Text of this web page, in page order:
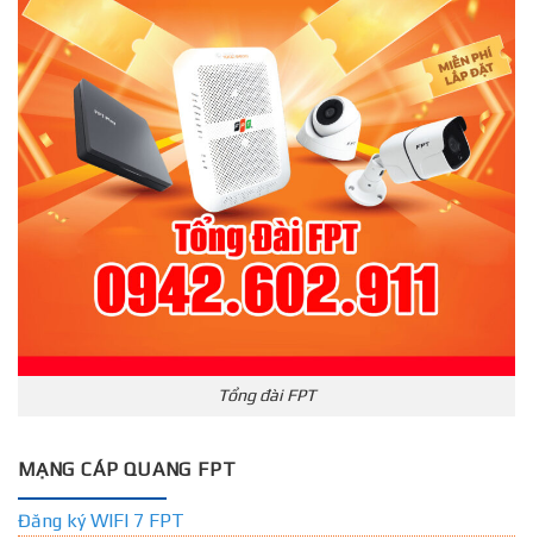
Tổng đài FPT
MẠNG CÁP QUANG FPT
Đăng ký WIFI 7 FPT